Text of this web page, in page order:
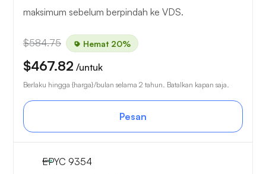
maksimum sebelum berpindah ke VDS.
$584.75 Hemat 20%
$467.82 /untuk
Berlaku hingga {harga}/bulan selama 2 tahun. Batalkan kapan saja.
Pesan
EPYC 9354